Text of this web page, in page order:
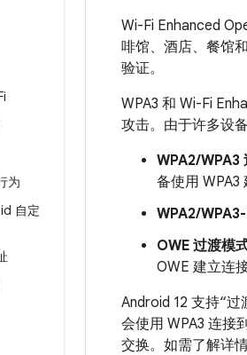
为
自定
Wi-Fi Enhanced
啡馆、酒店、餐馆
验证。
WPA3 和 Wi-Fi
攻击。由于许多设
WPA2/WPA3
备使用 WPA3
WPA2/
OWE 过渡模
OWE 建立连
Android 12 支持“过
会使用 WPA3 连接
交换。如需了解详